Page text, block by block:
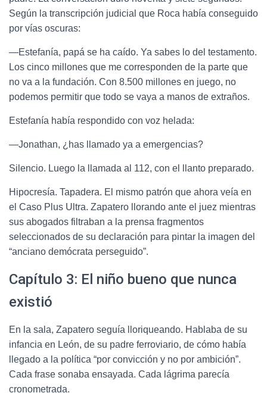
Según la transcripción judicial que Roca había conseguido
por vías oscuras:
—Estefanía, papá se ha caído. Ya sabes lo del testamento.
Los cinco millones que me corresponden de la parte que
no va a la fundación. Con 8.500 millones en juego, no
podemos permitir que todo se vaya a manos de extraños.
Estefanía había respondido con voz helada:
—Jonathan, ¿has llamado ya a emergencias?
Silencio. Luego la llamada al 112, con el llanto preparado.
Hipocresía. Tapadera. El mismo patrón que ahora veía en
el Caso Plus Ultra. Zapatero llorando ante el juez mientras
sus abogados filtraban a la prensa fragmentos
seleccionados de su declaración para pintar la imagen del
“anciano demócrata perseguido”.
Capítulo 3: El niño bueno que nunca
existió
En la sala, Zapatero seguía lloriqueando. Hablaba de su
infancia en León, de su padre ferroviario, de cómo había
llegado a la política “por convicción y no por ambición”.
Cada frase sonaba ensayada. Cada lágrima parecía
cronometrada.